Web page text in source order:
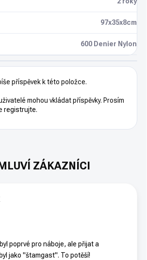
97x35x8cm
600 Denier Nylon
příspěvek k této položce.
mohou vkládat příspěvky. Prosím
registrujte.
poprvé pro náboje, ale přijat a
jako "štamgast". To potěší!